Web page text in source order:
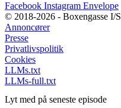
Facebook Instagram Envelope
© 2018-2026 - Boxengasse I/S
Annoncører
Presse
Privatlivspolitik
Cookies
LLMs.txt
LLMs-full.txt
Lyt med på seneste episode